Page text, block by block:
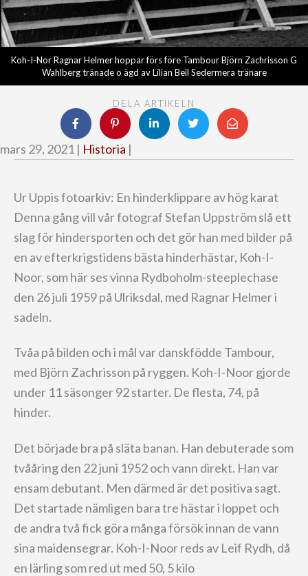
Koh-I-Nor Ragnar Helmer hoppar förs före Tambour Björn Zachrisson G
Wahlberg tränade o ägd av Lilian Beil Sedermera tränare
DELA ARTIKELN
mars 29, 2021 | Historia |
Ur Uppis fotoarkiv: En hinderklippare av hög karat
Denna gång vill vår fotograf Stefan Uppström slå ett
slag för hindersporten och det gör han med bilder på
en av efterkrigstidens bästa hinderhästar, Koh-I-
Noor, som här ses vinna Rydboholm-steeplechase
den 26 juli 1959 på Ulriksdal, med Ragnar Helmer i
sadeln.
Tvåa på bilden och i mål var danskfödde Tambour,
med Björn Zachrisson på ryggen. Koh-I-Noor gjorde
under 11 säsonger 92 starter. De flesta, 74, på
hinder.
Det började bra på släta banan. Han debuterade som
tvååring den 22 juni 1952 och vann direkt. Han var
ensam debutant. Men därmed är det positiva sagt.
Det startade nämligen bara tre hästar i loppet och
de andra två fick göra många försök innan de vann
sina maidensegrar. Koh-I-Noor reds av Leif Rydh, då
en lärling som red ut med 50, 5 kilo